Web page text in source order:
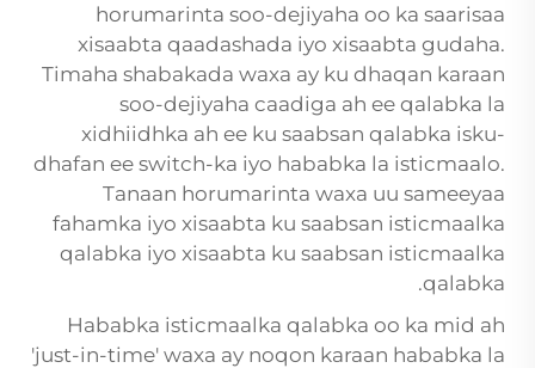
horumarinta soo-dejiyaha oo ka saarisaa
xisaabta qaadashada iyo xisaabta gudaha.
Timaha shabakada waxa ay ku dhaqan karaan
soo-dejiyaha caadiga ah ee qalabka la
xidhiidhka ah ee ku saabsan qalabka isku-
dhafan ee switch-ka iyo hababka la isticmaalo.
Tanaan horumarinta waxa uu sameeyaa
fahamka iyo xisaabta ku saabsan isticmaalka
qalabka iyo xisaabta ku saabsan isticmaalka
qalabka.
Hababka isticmaalka qalabka oo ka mid ah
'just-in-time' waxa ay noqon karaan hababka la